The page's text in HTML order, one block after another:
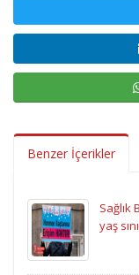
Benzer İçerikler
Sağlık
yaş